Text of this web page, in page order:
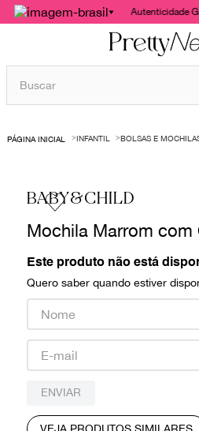
Autenticidade
Buscar
INFANTIL BOLSAS E
BABY&CHILD
Mochila Marrom com
Este produto não está
Quero saber quando estiver
ENVIAR
VEJA PRODUTOS SIMILARES
1º
bolsas
chanel
vestido
gucci
valentino
paula raia
burberry
louis vuitton
prada